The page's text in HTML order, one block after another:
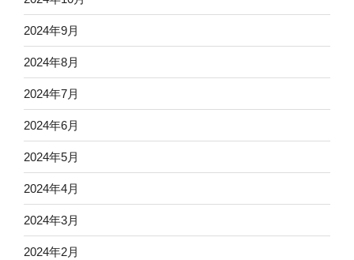
2024年9月
2024年8月
2024年7月
2024年6月
2024年5月
2024年4月
2024年3月
2024年2月